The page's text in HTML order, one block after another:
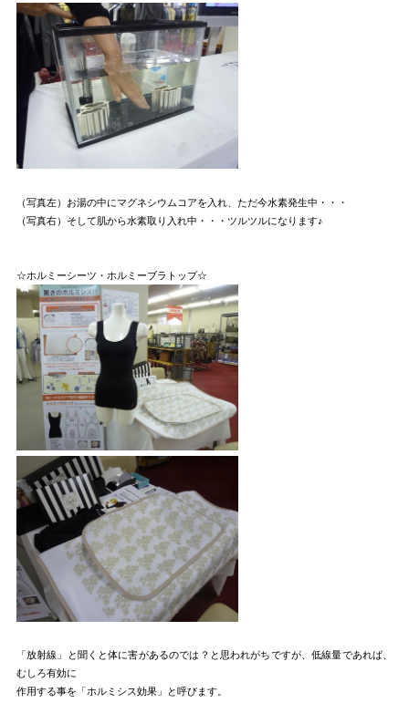
（写真左）お湯の中にマグネシウムコアを入れ、ただ今水素発生中・・・
（写真右）そして肌から水素取り入れ中・・・ツルツルになります♪
☆ホルミーシーツ・ホルミーブラトップ☆
「放射線」と聞くと体に害があるのでは？と思われがちですが、低線量であれば、
むしろ有効に
作用する事を「ホルミシス効果」と呼びます。